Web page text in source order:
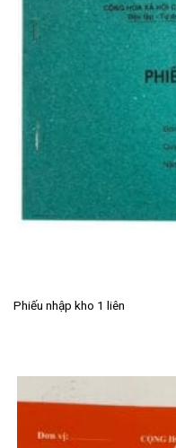
Phiếu nhập kho 1 liên